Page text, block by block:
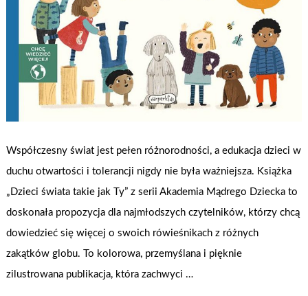
Współczesny świat jest pełen różnorodności, a edukacja dzieci w
duchu otwartości i tolerancji nigdy nie była ważniejsza. Książka
„Dzieci świata takie jak Ty” z serii Akademia Mądrego Dziecka to
doskonała propozycja dla najmłodszych czytelników, którzy chcą
dowiedzieć się więcej o swoich rówieśnikach z różnych
zakątków globu. To kolorowa, przemyślana i pięknie
zilustrowana publikacja, która zachwyci …